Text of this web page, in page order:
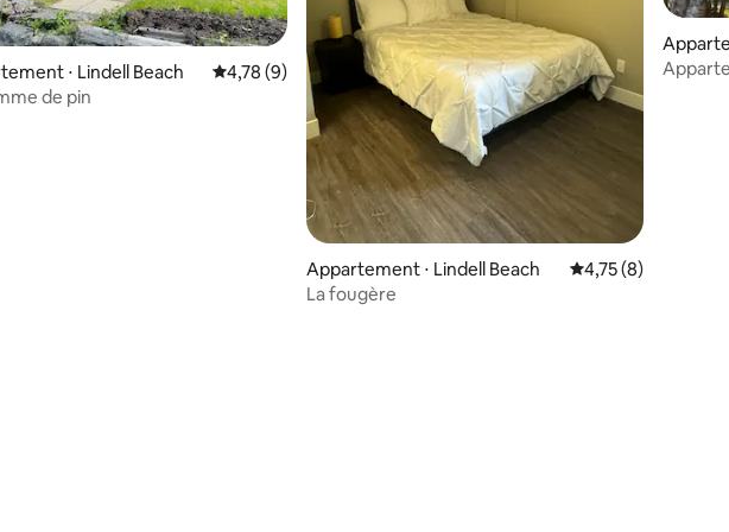
sur la base de 3 commentaires : 4,67 sur 5
⋅ Lindell Beach Évaluation moyenne sur la base de 9 commentaires : 4,78 sur 5
4,78 (9)
de pin
Appartement ⋅ Lindell Beach Évaluation
4,75 (8)
La fougère